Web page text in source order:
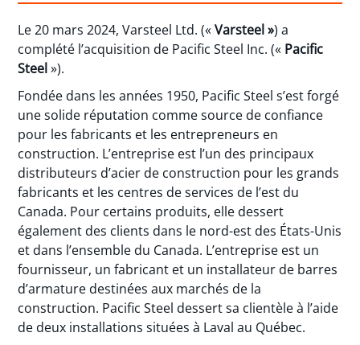
Le 20 mars 2024, Varsteel Ltd. («Varsteel ») a
complété l’acquisition de Pacific Steel Inc. (« Pacific
Steel»).
Fondée dans les années 1950, Pacific Steel s’est forgé
une solide réputation comme source de confiance
pour les fabricants et les entrepreneurs en
construction. L’entreprise est l’un des principaux
distributeurs d’acier de construction pour les grands
fabricants et les centres de services de l’est du
Canada. Pour certains produits, elle dessert
également des clients dans le nord-est des États-Unis
et dans l’ensemble du Canada. L’entreprise est un
fournisseur, un fabricant et un installateur de barres
d’armature destinées aux marchés de la
construction. Pacific Steel dessert sa clientèle à l’aide
de deux installations situées à Laval au Québec.